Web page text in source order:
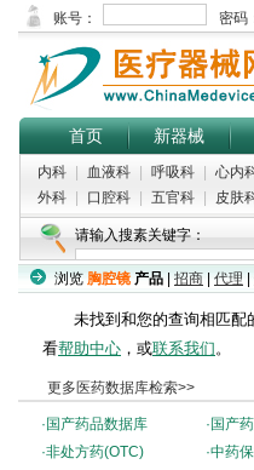
首页 新器械
内科 血液科 呼吸科 心内
外科
口腔科 五官科 皮肤
请输入搜素关键字：
浏览 胸腔镜 产品 招商 代理
未找到和您的查询相匹配
看帮助中心 ，或联系我们。
更多医药数据库检索>>
· 国产药品数据库 · 国产
·非处方药(OTC) ·中药